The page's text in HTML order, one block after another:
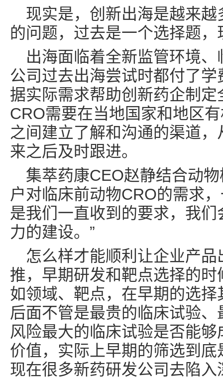
现实是，创新出海是越来
的问题，过去是一个选择题
出海面临着全新监管环境
公司过去出海尝试时都付了
据实际需求帮助创新药企制
CRO需要在当地国家和地区
之间建立了解和沟通的渠道
来之后及时跟进。
集萃药康CEO赵静结合动
户对临床前动物CRO的需求
是我们一直收到的要求，我
力的建设。”
怎么样才能顺利让企业产
推，早期研发和靶点选择的
如领域、靶点，在早期的选
后面不管是最贵的临床试验
风险最大的临床试验是否能
价值，实际上早期的筛选到
现在很多新药研发公司去陷入